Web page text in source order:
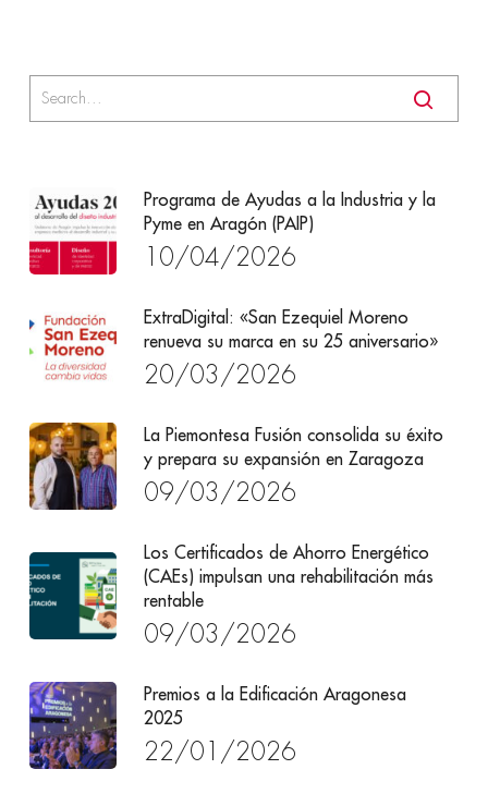
Programa de Ayudas a la Industria y la
Pyme en Aragón (PAIP)
10/04/2026
ExtraDigital: «San Ezequiel Moreno
renueva su marca en su 25 aniversario»
20/03/2026
La Piemontesa Fusión consolida su éxito
y prepara su expansión en Zaragoza
09/03/2026
Los Certificados de Ahorro Energético
(CAEs) impulsan una rehabilitación más
rentable
09/03/2026
Premios a la Edificación Aragonesa
2025
22/01/2026